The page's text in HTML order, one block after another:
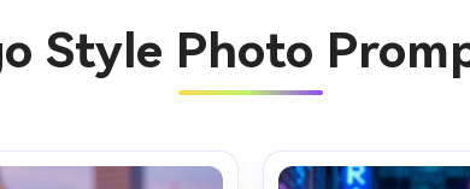
Style Photo